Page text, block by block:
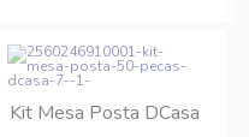
Kit Mesa Posta DCasa